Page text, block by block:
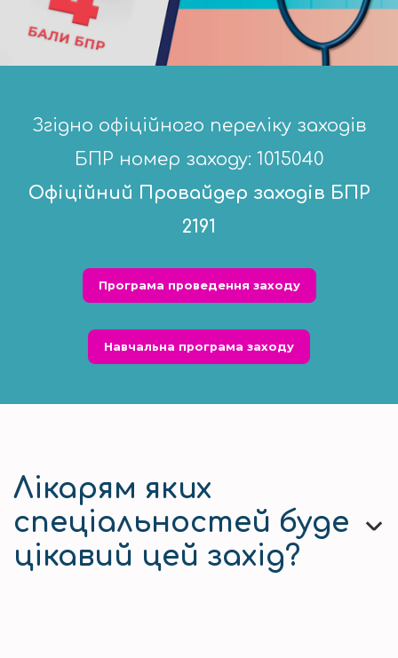
Згідно офіційного переліку заходів
БПР номер заходу: 1015040
Офіційний Провайдер заходів БПР
2191
Програма проведення заходу
Навчальна програма заходу
Лікарям яких
спеціальностей буде
цікавий цей захід?